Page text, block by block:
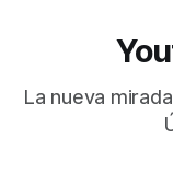
La nueva